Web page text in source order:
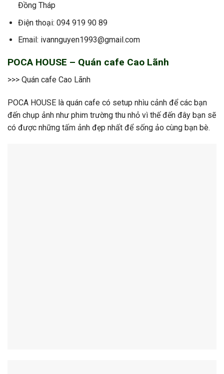
Đồng Tháp
Điện thoại: 094 919 90 89
Email: ivannguyen1993@gmail.com
POCA HOUSE – Quán cafe Cao Lãnh
>>> Quán cafe Cao Lãnh
POCA HOUSE là quán cafe có setup nhìu cảnh để các bạn
đến chụp ảnh như phim trường thu nhỏ vì thế đến đây bạn sẽ
có được những tấm ảnh đẹp nhất để sống ảo cùng bạn bè.